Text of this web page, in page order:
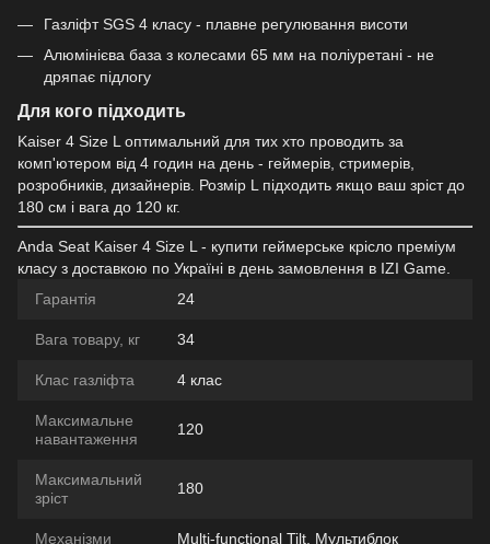
Газліфт SGS 4 класу - плавне регулювання висоти
Алюмінієва база з колесами 65 мм на поліуретані - не
дряпає підлогу
Для кого підходить
Kaiser 4 Size L оптимальний для тих хто проводить за
комп'ютером від 4 годин на день - геймерів, стримерів,
розробників, дизайнерів. Розмір L підходить якщо ваш зріст до
180 см і вага до 120 кг.
Anda Seat Kaiser 4 Size L - купити геймерське крісло преміум
класу з доставкою по Україні в день замовлення в IZI Game.
Гарантія
24
Вага товару, кг 34
Клас газліфта 4 клас
Максимальне
навантаження
120
Максимальний
зріст
180
Механізми Multi-functional Tilt, Мультиблок